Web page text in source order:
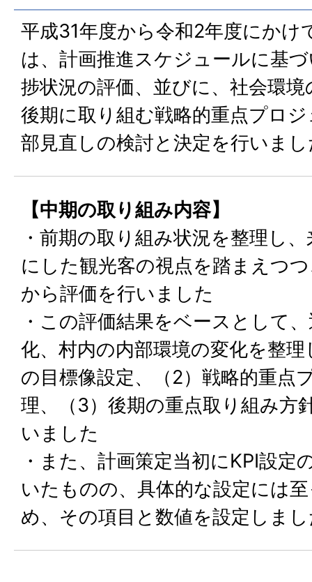
平成31年度から令和2年度にかけ
は、計画推進スケジュールに基
捗状況の評価、並びに、社会環
後期に取り組む戦略的重点プロ
部見直しの検討と決定を行いま
【中期の取り組み内容】
・前期の取り組み状況を整理し
にした観光客の視点を踏まえつ
から評価を行いました
・この評価結果をベースとして
化、村内の内部環境の変化を整
の目標像設定、（2）戦略的重点
理、（3）後期の重点取り組み方
いました
・また、計画策定当初にKPI設定
いたものの、具体的な設定には
め、その項目と数値を設定しま